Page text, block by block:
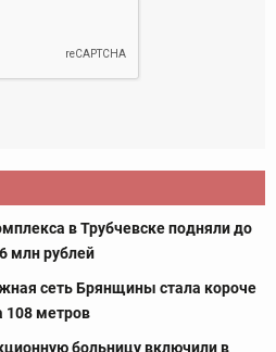
в Трубчевске подняли до
млн рублей
сеть Брянщины стала короче
108 метров
больницу включили в